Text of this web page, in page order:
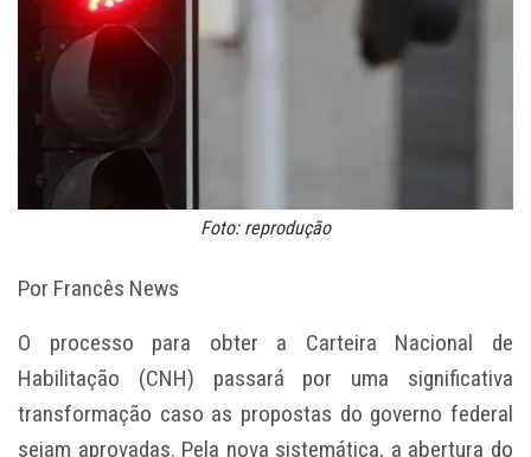
Foto: reprodução
Por Francês News
O processo para obter a Carteira Nacional de
Habilitação (CNH) passará por uma significativa
transformação caso as propostas do governo federal
sejam aprovadas. Pela nova sistemática, a abertura do